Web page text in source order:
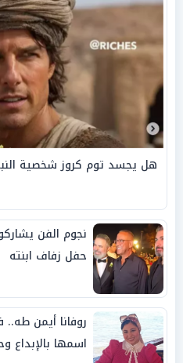
هل يجسد توم كروز شخصية
نجوم الفن
حفل زفاف ابنته
روفانا أيمن
اسمها بالإبداع